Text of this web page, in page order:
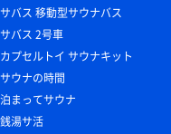
サバス 移動型サウナバス
サバス 2号車
カプセルトイ サウナキット
サウナの時間
泊まってサウナ
銭湯サ活